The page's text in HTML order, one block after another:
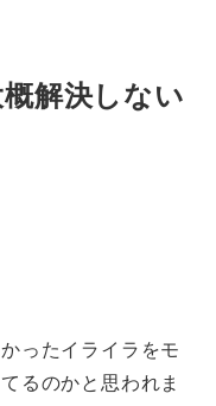
解決しない
ったイライラをモ
るのかと思われま